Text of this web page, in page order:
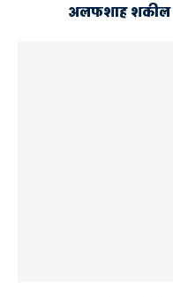
अलफशाह शकील